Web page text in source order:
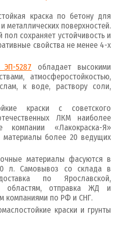
краска по бетону для
металлических поверхностей.
сохраняет устойчивость и
свойства не менее 4-х
ЭП-5287 обладает высокими
атмосферостойкостью,
к воде, раствору соли,
краски с советского
ЛКМ наиболее
компании «Лакокраска-Я»
материалы более 20 ведущих
материалы фасуются в
л. Самовывоз со склада в
по Ярославской,
областям, отправка ЖД и
компаниями по РФ и СНГ.
краски и грунты